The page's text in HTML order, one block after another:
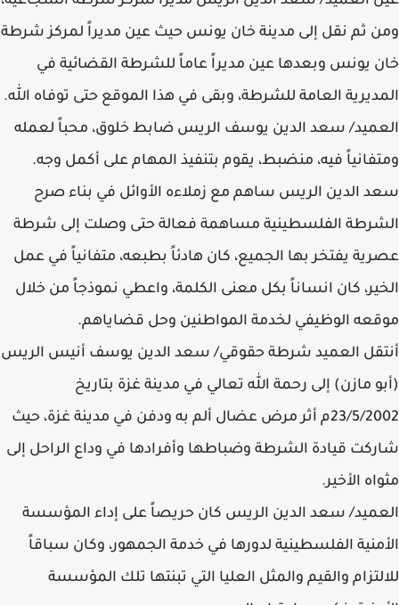
ومن ثم نقل إلى مدينة خان يونس حيث عين مديراً لمركز شرطة
خان يونس وبعدها عين مديراً عاماً للشرطة القضائية في
المديرية العامة للشرطة، وبقى في هذا الموقع حتى توفاه الله.
العميد/ سعد الدين يوسف الريس ضابط خلوق، محباً لعمله
ومتفانياً فيه، منضبط، يقوم بتنفيذ المهام على أكمل وجه.
سعد الدين الريس ساهم مع زملاءه الأوائل في بناء صرح
الشرطة الفلسطينية مساهمة فعالة حتى وصلت إلى شرطة
عصرية يفتخر بها الجميع، كان هادئاً بطبعه، متفانياً في عمل
الخير، كان انساناً بكل معنى الكلمة، واعطي نموذجاً من خلال
موقعه الوظيفي لخدمة المواطنين وحل قضاياهم.
أنتقل العميد شرطة حقوقي/ سعد الدين يوسف أنيس الريس
(أبو مازن) إلى رحمة الله تعالي في مدينة غزة بتاريخ
23/5/2002م أثر مرض عضال ألم به ودفن في مدينة غزة، حيث
شاركت قيادة الشرطة وضباطها وأفرادها في وداع الراحل إلى
مثواه الأخير.
العميد/ سعد الدين الريس كان حريصاً على إداء المؤسسة
الأمنية الفلسطينية لدورها في خدمة الجمهور، وكان سباقاً
للالتزام والقيم والمثل العليا التي تبنتها تلك المؤسسة